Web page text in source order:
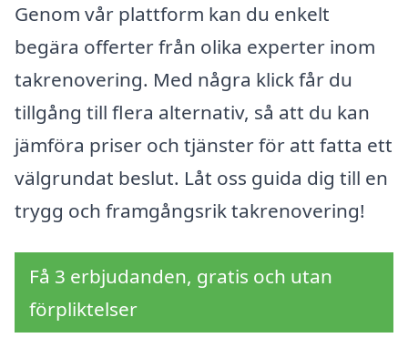
Genom vår plattform kan du enkelt
begära offerter från olika experter inom
takrenovering. Med några klick får du
tillgång till flera alternativ, så att du kan
jämföra priser och tjänster för att fatta ett
välgrundat beslut. Låt oss guida dig till en
trygg och framgångsrik takrenovering!
Få 3 erbjudanden, gratis och utan
förpliktelser